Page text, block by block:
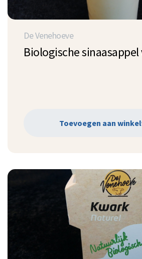
De Venehoeve
Biologische sinaasappel
Toevoegen aan